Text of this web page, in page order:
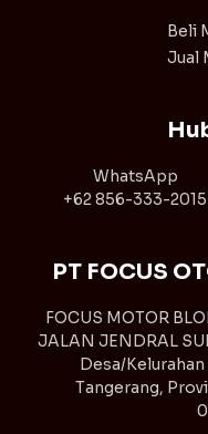
Beli
Jual
WhatsApp
+62 856-333-2015
PT FOCUS
FOCUS MOTOR
JALAN JENDRAL
Desa/
Tangerang,